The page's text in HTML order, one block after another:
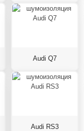
Audi Q7
Audi RS3